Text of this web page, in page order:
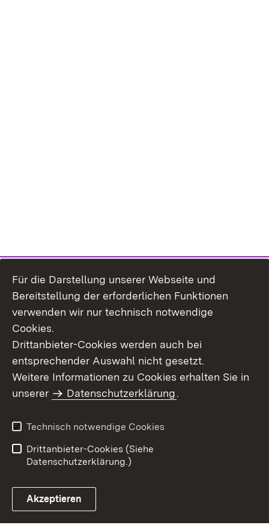
Benutzungshinweise
Erklärung zur
Für die Darstellung unserer Webseite und
Bereitstellung der erforderlichen Funktionen
verwenden wir nur technisch notwendige
Cookies.
Drittanbieter-Cookies werden auch bei
entsprechender Auswahl nicht gesetzt.
Weitere Informationen zu Cookies erhalten Sie in
unserer
Datenschutzerklärung.
Technisch notwendige Cookies
Drittanbieter-Cookies (Siehe
Datenschutzerklärung.)
Akzeptieren